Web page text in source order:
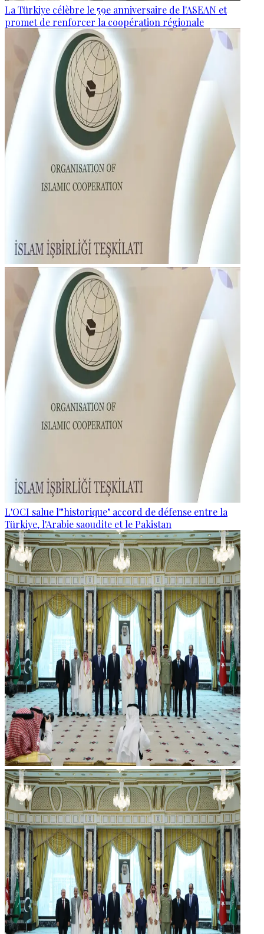
La Türkiye célèbre le 59e anniversaire de l'ASEAN et
promet de renforcer la coopération régionale
L'OCI salue l'"historique" accord de défense entre la
Türkiye, l'Arabie saoudite et le Pakistan